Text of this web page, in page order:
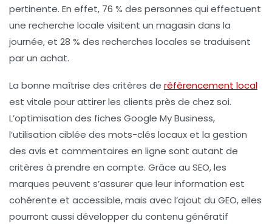
pertinente. En effet, 76 % des personnes qui effectuent
une recherche locale visitent un magasin dans la
journée, et 28 % des recherches locales se traduisent
par un achat.
La bonne maîtrise des critères de référencement local
est vitale pour attirer les clients près de chez soi.
L’optimisation des fiches Google My Business,
l’utilisation ciblée des mots-clés locaux et la gestion
des avis et commentaires en ligne sont autant de
critères à prendre en compte. Grâce au SEO, les
marques peuvent s’assurer que leur information est
cohérente et accessible, mais avec l’ajout du GEO, elles
pourront aussi développer du contenu génératif